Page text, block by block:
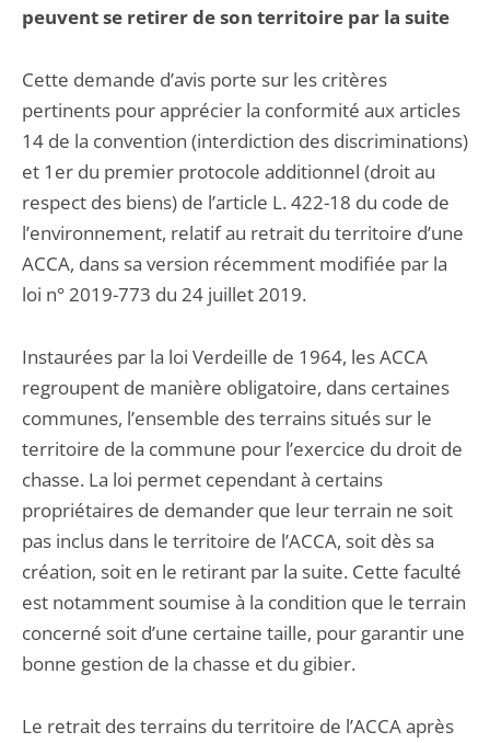
peuvent se retirer de son territoire par la suite
Cette demande d’avis porte sur les critères
pertinents pour apprécier la conformité aux articles
14 de la convention (interdiction des discriminations)
et 1er du premier protocole additionnel (droit au
respect des biens) de l’article L. 422-18 du code de
l’environnement, relatif au retrait du territoire d’une
ACCA, dans sa version récemment modifiée par la
loi n° 2019-773 du 24 juillet 2019.
Instaurées par la loi Verdeille de 1964, les ACCA
regroupent de manière obligatoire, dans certaines
communes, l’ensemble des terrains situés sur le
territoire de la commune pour l’exercice du droit de
chasse. La loi permet cependant à certains
propriétaires de demander que leur terrain ne soit
pas inclus dans le territoire de l’ACCA, soit dès sa
création, soit en le retirant par la suite. Cette faculté
est notamment soumise à la condition que le terrain
concerné soit d’une certaine taille, pour garantir une
bonne gestion de la chasse et du gibier.
Le retrait des terrains du territoire de l’ACCA après